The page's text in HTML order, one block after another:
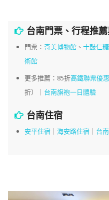
台南門票、行程推薦
門票： 奇美博物館、 十鼓仁
術館
更多推薦：85折高鐵聯票優惠
折）｜ 台南旗袍一日體驗
台南住宿
安平住宿｜ 海安路住宿｜ 台